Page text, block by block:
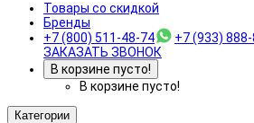
Товары со скидкой
Бренды
+7 (800) 511-48-74
+7 (933)
ЗАКАЗАТЬ ЗВОНОК
В корзине пусто!
В корзине пусто!
Категории